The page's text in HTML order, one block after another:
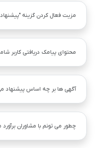
مزیت فعال کردن گزینه
محتوای پیامک دریافتی کاربر
آگهی ها بر چه اساس پیشنهاد می
چطور می تونم با مشاوران برآورد